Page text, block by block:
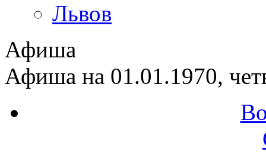
Львов
Афиша
Афиша на 01.01.1970,